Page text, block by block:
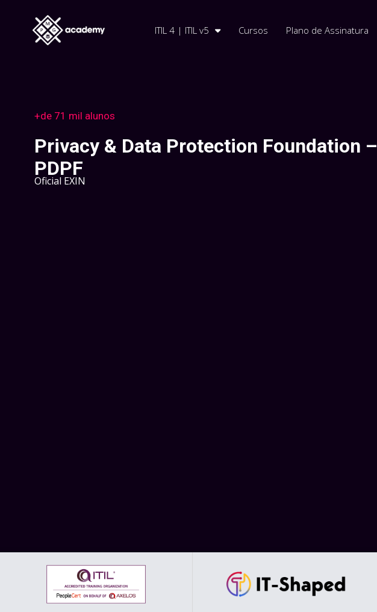
ITIL 4 | ITIL v5 Cursos Plano de Assinatura
+de 71 mil alunos
Privacy & Data Protection Foundation –
PDPF
Oficial EXIN